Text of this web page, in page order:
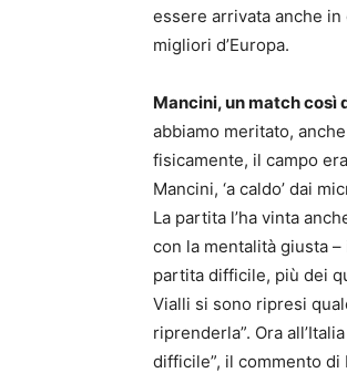
essere arrivata anche
migliori d’Europa.
Mancini, un match
abbiamo meritato,
fisicamente, il campo
Mancini, ‘a caldo’ dai
La partita l’ha vinta
con la mentalità giusta
partita difficile, più dei
Vialli si sono ripresi
riprenderla”. Ora
difficile”, il commento di